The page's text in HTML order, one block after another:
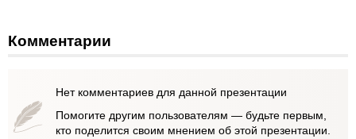
Комментарии
Нет комментариев для данной презентации
Помогите другим пользователям — будьте первым,
кто поделится своим мнением об этой презентации.